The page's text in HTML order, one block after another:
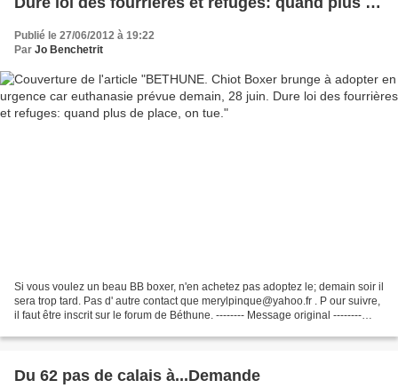
Publié le 27/06/2012 à 19:22
Par Jo Benchetrit
Si vous voulez un beau BB boxer, n'en achetez pas adoptez le; demain soir il
sera trop tard. Pas d' autre contact que merylpinque@yahoo.fr . P our suivre,
il faut être inscrit sur le forum de Béthune. -------- Message original --------
Du 62 pas de calais à...Demande